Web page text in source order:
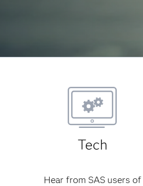
Tech
Hear from SAS users of